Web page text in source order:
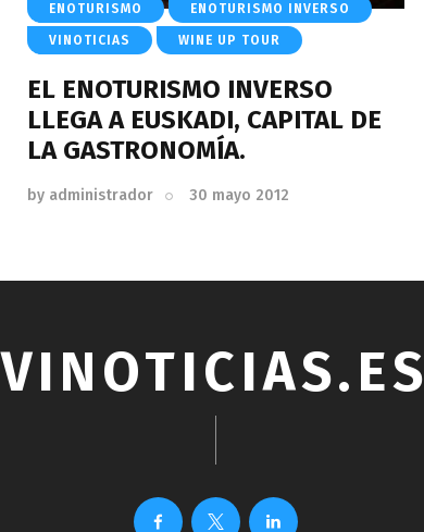
ENOTURISMO ENOTURISMO INVERSO
VINOTICIAS WINE UP TOUR
EL ENOTURISMO INVERSO
LLEGA A EUSKADI, CAPITAL DE
LA GASTRONOMÍA.
by administrador 30 mayo 2012
VINOTICIAS.ES